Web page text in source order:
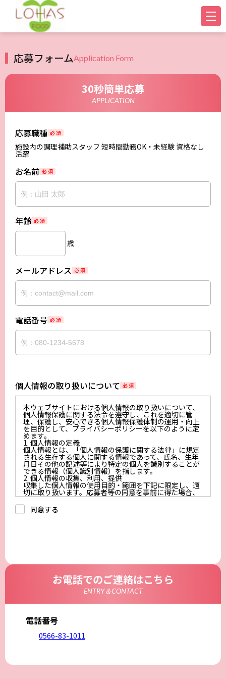
応募フォームApplication Form
30秒簡単応募
APPLICATION
応募職種 必 須
施設内の調理補助スタッフ 短時間勤務OK・未経験 資格なし
活躍
お名前 必 須
年齢 必 須
歳
メールアドレス 必 須
電話番号 必 須
個人情報の取り扱いについて 必 須
本ウェブサイトにおける個人情報の取り扱いについて、
個人情報保護に関する法令を遵守し、これを適切に管
理、保護し、安心できる個人情報保護体制の運用・向上
を目的として、プライバシーポリシーを以下のように定
めます。
1. 個人情報の定義
個人情報とは、「個人情報の保護に関する法律」に規定
される生存する個人に関する情報であって、氏名、生年
月日その他の記述等により特定の個人を識別することが
できる情報（個人識別情報）を指します。
2. 個人情報の収集、利用、提供
収集した個人情報の使用目的・範囲を下記に限定し、適
切に取り扱います。応募者等の同意を事前に得た場合、
又は法令により許された場合を除き、個人情報を第三者
に提供しません。
a.応募者等からのお問い合わせに対応・管理するため
な期間、妥当な範囲内でこれに応じます。
応募者等の個人情報の取得、利用その他一切の取り扱い
について、個人情報の保護に関する法律、その他の関連
法令、及び本プライバシーポリシーを遵守します。
応募者等の個人情報を正確かつ最新の内容に保つよう努
及び毀損から保護するため、必要な安全管理措置を講じ
ます。
6. Cookieについて
本ウェブサイトでは、一部のコンテンツにおいてCookie
同意する
お電話でのご連絡はこちら
ENTRY＆CONTACT
電話番号
0566-83-1011